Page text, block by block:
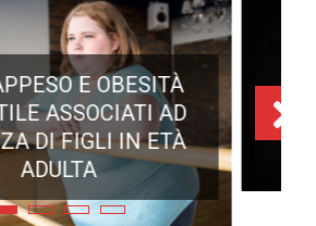
TOTALE DEL 12
2026: DOVE SI
VEDERE